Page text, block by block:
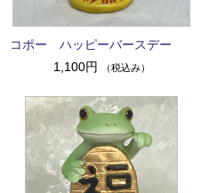
コポー ハッピーバースデー
1,100円
（税込み）